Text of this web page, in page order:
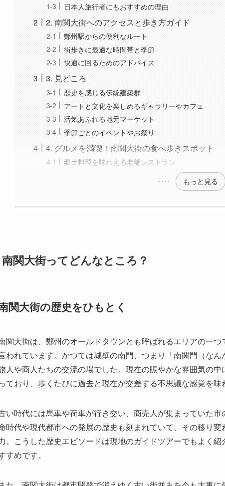
日本人旅行者にもおすすめの理由
2. 南関大街へのアクセスと歩き方ガイド
鄭州駅からの便利なルート
街歩きに最適な時間帯と季節
快適に回るためのアドバイス
3. 見どころ
歴史を感じる伝統建築群
アートと文化を楽しめるギャラリーやカフェ
活気あふれる地元マーケット
季節ごとのイベントやお祭り
4. グルメを満喫！南関大街の食べ歩きスポット
郷土料理を味わえる老舗レストラン
もっと見る
関大街ってどんなところ？
関大街の歴史をひもとく
関大街は、鄭州のオールドタウンとも呼ばれるエリアの一
われています。かつては城壁の南門、つまり「南関門（なん
人や商人たちの交流の場でした。現在の賑やかな雰囲気の
ており、歩くたびに過去と現在が交差する不思議な感覚を味
い時代には馬車や荷車が行き交い、商売人が集まっていた
時代や現代都市への発展の歴史も刻まれていて、その移り
。こうした歴史エピソードは現地のガイドツアーでもよく
すめです。